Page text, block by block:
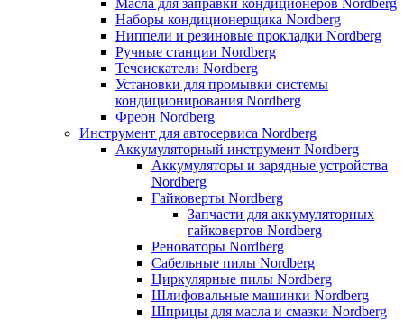
Наборы кондиционерщика Nordberg
Ниппели и резиновые прокладки Nordberg
Ручные станции Nordberg
Течеискатели Nordberg
Установки для промывки системы
кондиционирования Nordberg
Фреон Nordberg
Инструмент для автосервиса Nordberg
Аккумуляторный инструмент Nordberg
Аккумуляторы и зарядные устройства
Nordberg
Гайковерты Nordberg
Запчасти для аккумуляторных
гайковертов Nordberg
Реноваторы Nordberg
Сабельные пилы Nordberg
Циркулярные пилы Nordberg
Шлифовальные машинки Nordberg
Шприцы для масла и смазки Nordberg